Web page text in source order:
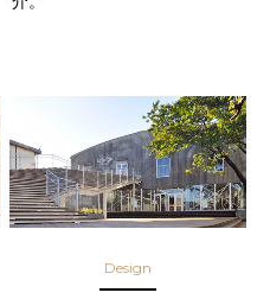
Design